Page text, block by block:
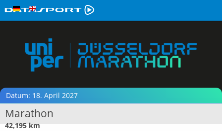
Datum: 18. April 2027
Marathon
42,195 km